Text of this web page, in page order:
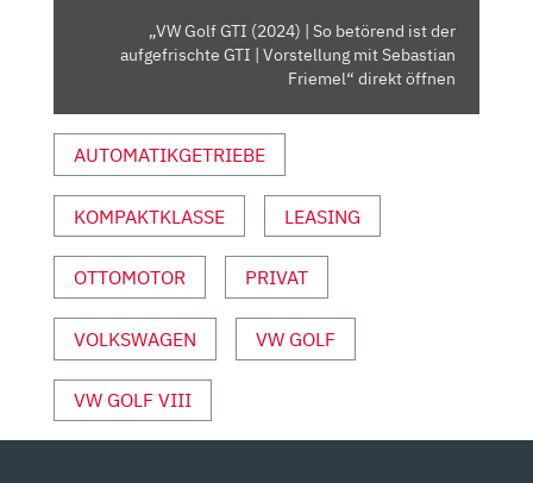
AUFGEFRISCHTE
VORSTELLUNG
MIT
SEBASTIAN
FRIEMEL“
YOUTUBE
ANZEIGEN
„VW Golf GTI (2024) | So betörend ist der
aufgefrischte GTI | Vorstellung mit Sebastian
Friemel“ direkt öffnen
AUTOMATIKGETRIEBE
KOMPAKTKLASSE LEASING
OTTOMOTOR PRIVAT
VOLKSWAGEN VW GOLF
VW GOLF VIII